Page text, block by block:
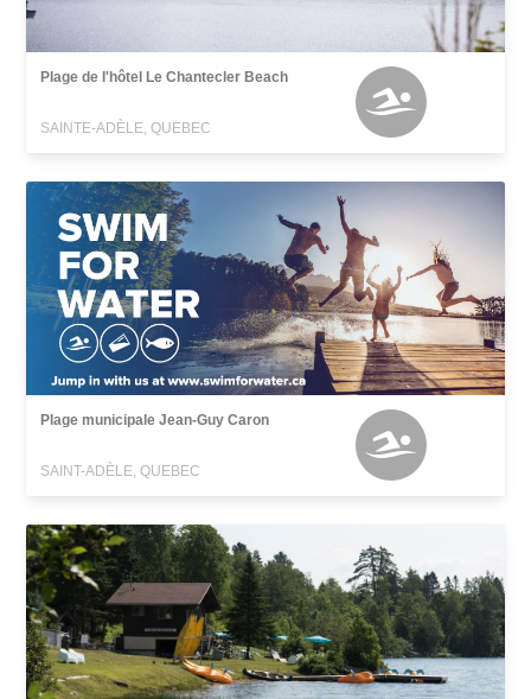
Plage de l'hôtel Le Chantecler Beach
SAINTE-ADÈLE, QUEBEC
Plage municipale Jean-Guy Caron
SAINT-ADÈLE, QUEBEC